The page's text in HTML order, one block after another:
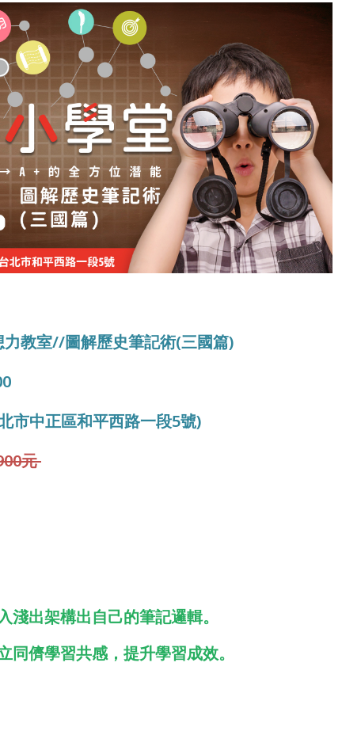
力教室//圖解歷史筆記術(三國篇)
市中正區和平西路一段5號)
元
出架構出自己的筆記邏輯。
儕學習共感，提升學習成效。